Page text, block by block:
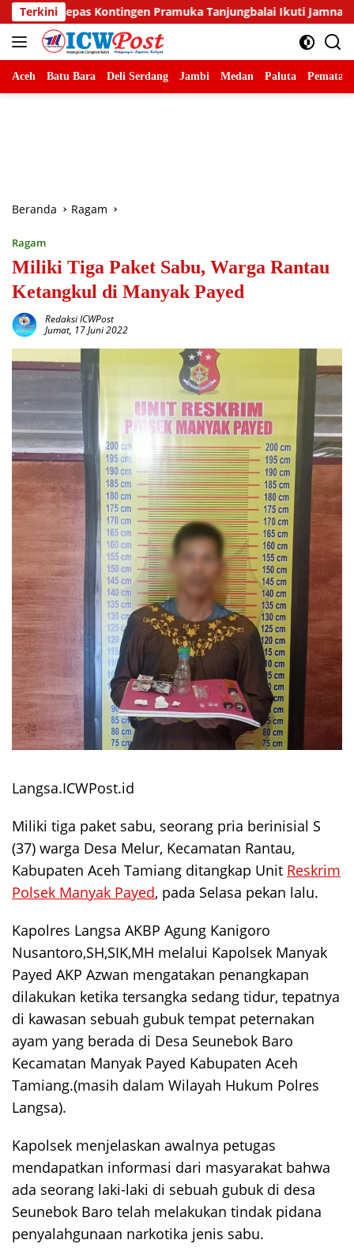
Langsung
ke
konten
Terkini
Pramuka Tanjungbalai Ikuti Jamnas XII di Cibubur
Aceh Batu Bara Deli Serdang Jambi Medan Paluta
Beranda Ragam
Ragam
Miliki Tiga Paket Sabu, Warga Rantau
Ketangkul di Manyak Payed
Redaksi ICWPost
Jumat, 17 Juni 2022
Langsa.ICWPost.id
Miliki tiga paket sabu, seorang pria berinisial S
(37) warga Desa Melur, Kecamatan Rantau,
Kabupaten Aceh Tamiang ditangkap Unit Reskrim
Polsek Manyak Payed, pada Selasa pekan lalu.
Kapolres Langsa AKBP Agung Kanigoro
Nusantoro,SH,SIK,MH melalui Kapolsek Manyak
Payed AKP Azwan mengatakan penangkapan
dilakukan ketika tersangka sedang tidur, tepatnya
di kawasan sebuah gubuk tempat peternakan
ayam yang berada di Desa Seunebok Baro
Kecamatan Manyak Payed Kabupaten Aceh
Tamiang.(masih dalam Wilayah Hukum Polres
Langsa).
Kapolsek menjelaskan awalnya petugas
mendapatkan informasi dari masyarakat bahwa
ada seorang laki-laki di sebuah gubuk di desa
Seunebok Baro telah melakukan tindak pidana
penyalahgunaan narkotika jenis sabu.